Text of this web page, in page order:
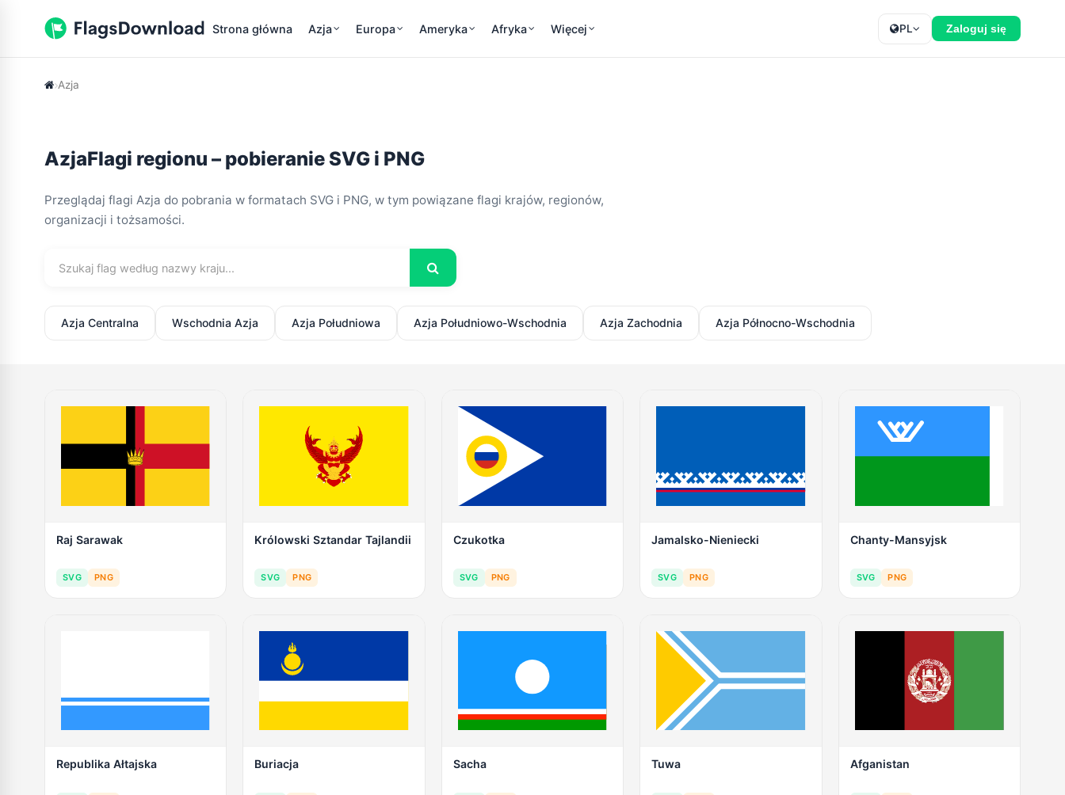
Strona główna Azja Europa Ameryka Afryka Więcej PL Zaloguj się
Azja
AzjaFlagi regionu – pobieranie SVG i PNG
Przeglądaj flagi Azja do pobrania w formatach SVG i PNG, w tym powiązane flagi krajów, regionów,
organizacji i tożsamości.
Azja Centralna Wschodnia Azja Azja Południowa Azja Południowo-Wschodnia Azja Zachodnia Azja Północno-Wschodnia
Raj Sarawak
SVG PNG
Królowski Sztandar Tajlandii
SVG PNG
Czukotka
SVG PNG
Jamalsko-Nieniecki
SVG PNG
Chanty-Mansyjsk
SVG PNG
Republika Ałtajska Buriacja Sacha Tuwa Afganistan